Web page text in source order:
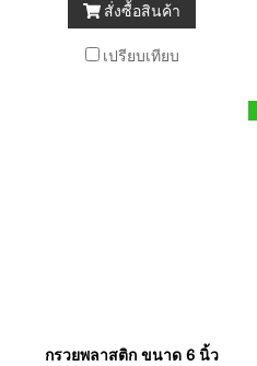
สั่งซื้อสินค้า
เปรียบเทียบ
กรวยพลาสติก ขนาด 6 นิ้ว